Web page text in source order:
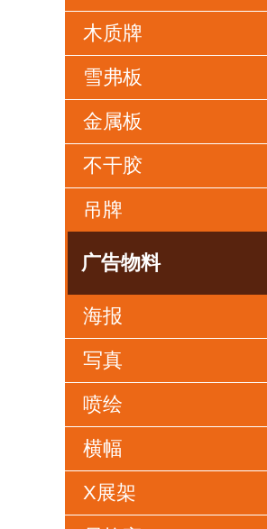
木质牌
雪弗板
金属板
不干胶
吊牌
广告物料
海报
写真
喷绘
横幅
X展架